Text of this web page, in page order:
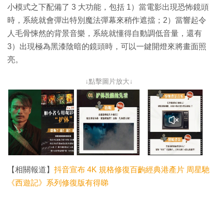
小模式之下配備了 3 大功能，包括 1）當電影出現恐怖鏡頭
時，系統就會彈出特別魔法彈幕來稍作遮擋；2）當響起令
人毛骨悚然的背景音樂，系統就懂得自動調低音量，還有
3）出現極為黑漆陰暗的鏡頭時，可以一鍵開燈來將畫面照
亮。
↓點擊圖片放大↓
【相關報道】 抖音宣布 4K 規格修復百齣經典港產片 周星馳
《西遊記》系列修復版有得睇